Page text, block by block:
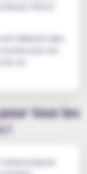
format 200 ml
élaborés dans
ses
tous les
propose